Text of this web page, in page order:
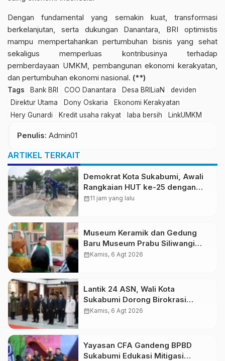
Dengan fundamental yang semakin kuat, transformasi
berkelanjutan, serta dukungan Danantara, BRI optimistis
mampu mempertahankan pertumbuhan bisnis yang sehat
sekaligus memperluas kontribusinya terhadap
pemberdayaan UMKM, pembangunan ekonomi kerakyatan,
dan pertumbuhan ekonomi nasional. (**)
Tags Bank BRI COO Danantara Desa BRILiaN
deviden
Direktur Utama
Dony Oskaria
Ekonomi Kerakyatan
Hery Gunardi
Kredit usaha rakyat laba bersih LinkUMKM
Penulis: Admin01
ARTIKEL TERKAIT
Demokrat Kota Sukabumi, Awali
Rangkaian HUT ke-25 dengan
Aksi Bersih Masjid Agung dan
calendar_month11 jam yang lalu
Museum Keramik dan Gedung
Baru Museum Prabu Siliwangi
Diresmikan, Ponpes Al-Fath
calendar_monthKamis, 6 Agt 2026
Lantik 24 ASN, Wali Kota
Sukabumi Dorong Birokrasi
Profesional dan Adaptif
calendar_monthKamis, 6 Agt 2026
Yayasan CFA Gandeng BPBD
Sukabumi Edukasi Mitigasi